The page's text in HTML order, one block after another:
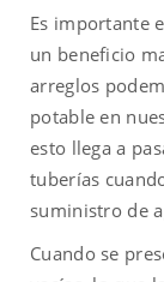
Es importante
un beneficio
arreglos
potable en
esto llega a
tuberías
suministro de
Cuando se